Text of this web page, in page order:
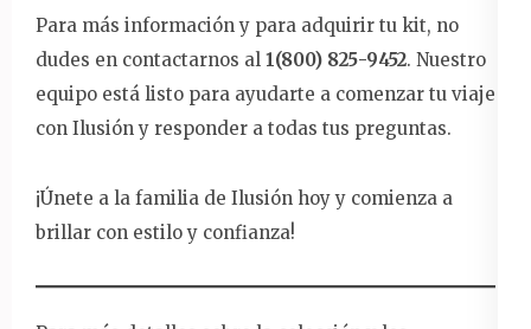
Para más información y para adquirir tu kit, no
dudes en contactarnos al 1(800) 825-9452. Nuestro
equipo está listo para ayudarte a comenzar tu viaje
con Ilusión y responder a todas tus preguntas.
¡Únete a la familia de Ilusión hoy y comienza a
brillar con estilo y confianza!